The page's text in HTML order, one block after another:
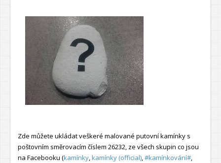
Zde můžete ukládat veškeré malované putovní kamínky s
poštovním směrovacím číslem 26232, ze všech skupin co jsou
na Facebooku (kamínky kamínky (official) #kamínkování#